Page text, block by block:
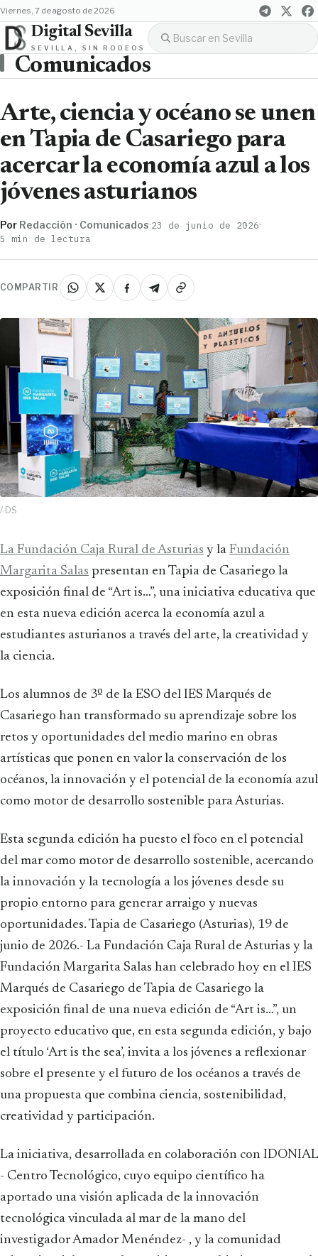
viernes, 7 de agosto de 2026
Digital Sevilla
SEVILLA, SIN RODEOS
Comunicados
Arte, ciencia y océano se unen
en Tapia de Casariego para
acercar la economía azul a los
jóvenes asturianos
Por Redacción · Comunicados·23 de junio de 2026·
5 min de lectura
COMPARTIR
/ DS
La Fundación Caja Rural de Asturias y la Fundación
Margarita Salas presentan en Tapia de Casariego la
exposición final de “Art is…”, una iniciativa educativa que
en esta nueva edición acerca la economía azul a
estudiantes asturianos a través del arte, la creatividad y
la ciencia.
Los alumnos de 3º de la ESO del IES Marqués de
Casariego han transformado su aprendizaje sobre los
retos y oportunidades del medio marino en obras
artísticas que ponen en valor la conservación de los
océanos, la innovación y el potencial de la economía azul
como motor de desarrollo sostenible para Asturias.
Esta segunda edición ha puesto el foco en el potencial
del mar como motor de desarrollo sostenible, acercando
la innovación y la tecnología a los jóvenes desde su
propio entorno para generar arraigo y nuevas
oportunidades. Tapia de Casariego (Asturias), 19 de
junio de 2026.- La Fundación Caja Rural de Asturias y la
Fundación Margarita Salas han celebrado hoy en el IES
Marqués de Casariego de Tapia de Casariego la
exposición final de una nueva edición de “Art is…”, un
proyecto educativo que, en esta segunda edición, y bajo
el título ‘Art is the sea’, invita a los jóvenes a reflexionar
sobre el presente y el futuro de los océanos a través de
una propuesta que combina ciencia, sostenibilidad,
creatividad y participación.
La iniciativa, desarrollada en colaboración con IDONIAL
- Centro Tecnológico, cuyo equipo científico ha
aportado una visión aplicada de la innovación
tecnológica vinculada al mar de la mano del
investigador Amador Menéndez- , y la comunidad